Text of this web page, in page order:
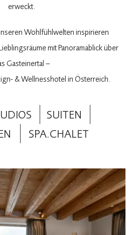
erweckt.
Wohlfühlwelten inspirieren
mit Panoramablick über
Gasteinertal –
& Wellnesshotel in Österreich.
SUITEN
SPA.CHALET